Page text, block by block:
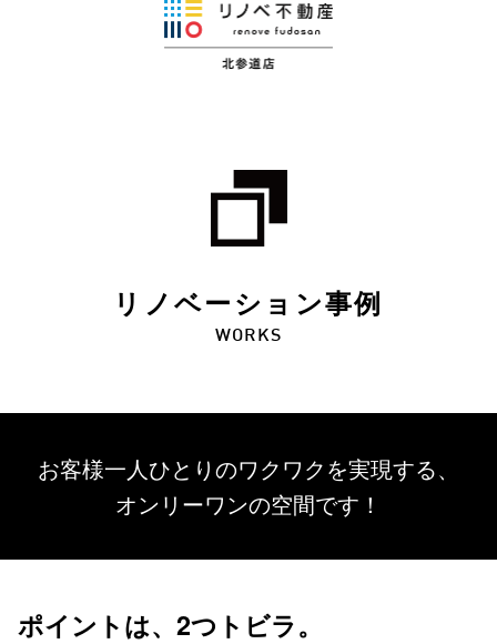
リノベーション事例
WORKS
お客様一人ひとりのワクワクを実現する、
オンリーワンの空間です！
ポイントは、2つトビラ。